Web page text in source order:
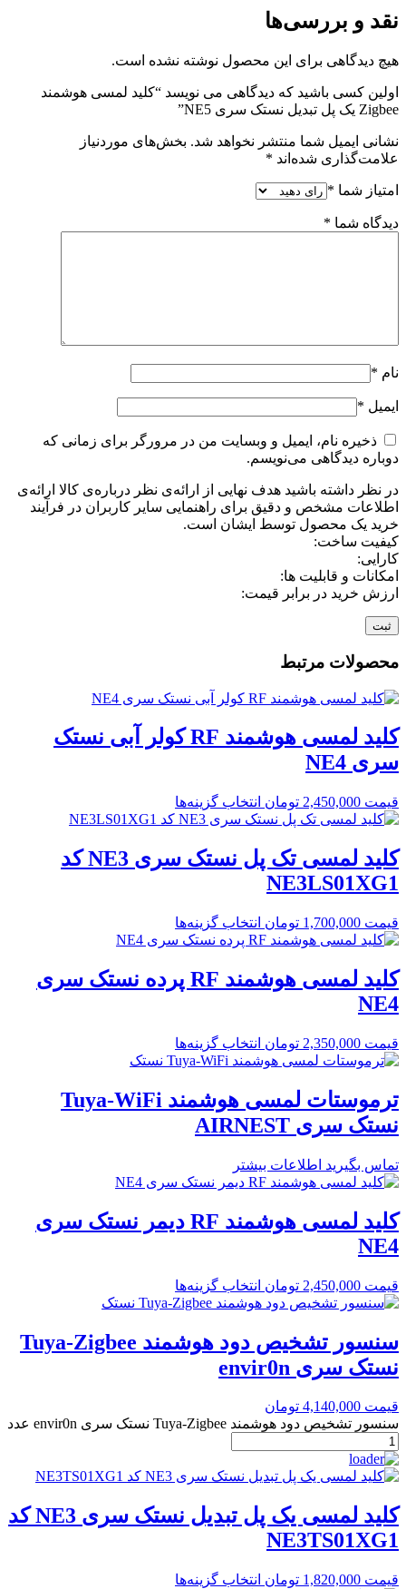
نقد و بررسی‌ها
هیچ دیدگاهی برای این محصول نوشته نشده است.
اولین کسی باشید که دیدگاهی می نویسد “کلید لمسی هوشمند
Zigbee یک پل تبدیل نستک سری NE5”
نشانی ایمیل شما منتشر نخواهد شد. بخش‌های موردنیاز
علامت‌گذاری شده‌اند *
امتیاز شما *
دیدگاه شما *
نام *
ایمیل *
ذخیره نام، ایمیل و وبسایت من در مرورگر برای زمانی که
دوباره دیدگاهی می‌نویسم.
در نظر داشته باشید هدف نهایی از ارائه‌ی نظر درباره‌ی کالا ارائه‌ی
اطلاعات مشخص و دقیق برای راهنمایی سایر کاربران در فرآیند
خرید یک محصول توسط ایشان است.
کیفیت ساخت:
کارایی:
امکانات و قابلیت ها:
ارزش خرید در برابر قیمت:
محصولات مرتبط
کلید لمسی هوشمند RF کولر آبی نستک
سری NE4
قیمت 2,450,000 تومان انتخاب گزینه‌ها
کلید لمسی تک پل نستک سری NE3 کد
NE3LS01XG1
قیمت 1,700,000 تومان انتخاب گزینه‌ها
کلید لمسی هوشمند RF پرده نستک سری
NE4
قیمت 2,350,000 تومان انتخاب گزینه‌ها
ترموستات لمسی هوشمند Tuya-WiFi
نستک سری AIRNEST
تماس بگیرید اطلاعات بیشتر
کلید لمسی هوشمند RF دیمر نستک سری
NE4
قیمت 2,450,000 تومان انتخاب گزینه‌ها
سنسور تشخیص دود هوشمند Tuya-Zigbee
نستک سری envir0n
قیمت 4,140,000 تومان
سنسور تشخیص دود هوشمند Tuya-Zigbee نستک سری envir0n عدد
کلید لمسی یک پل تبدیل نستک سری NE3 کد
NE3TS01XG1
قیمت 1,820,000 تومان انتخاب گزینه‌ها